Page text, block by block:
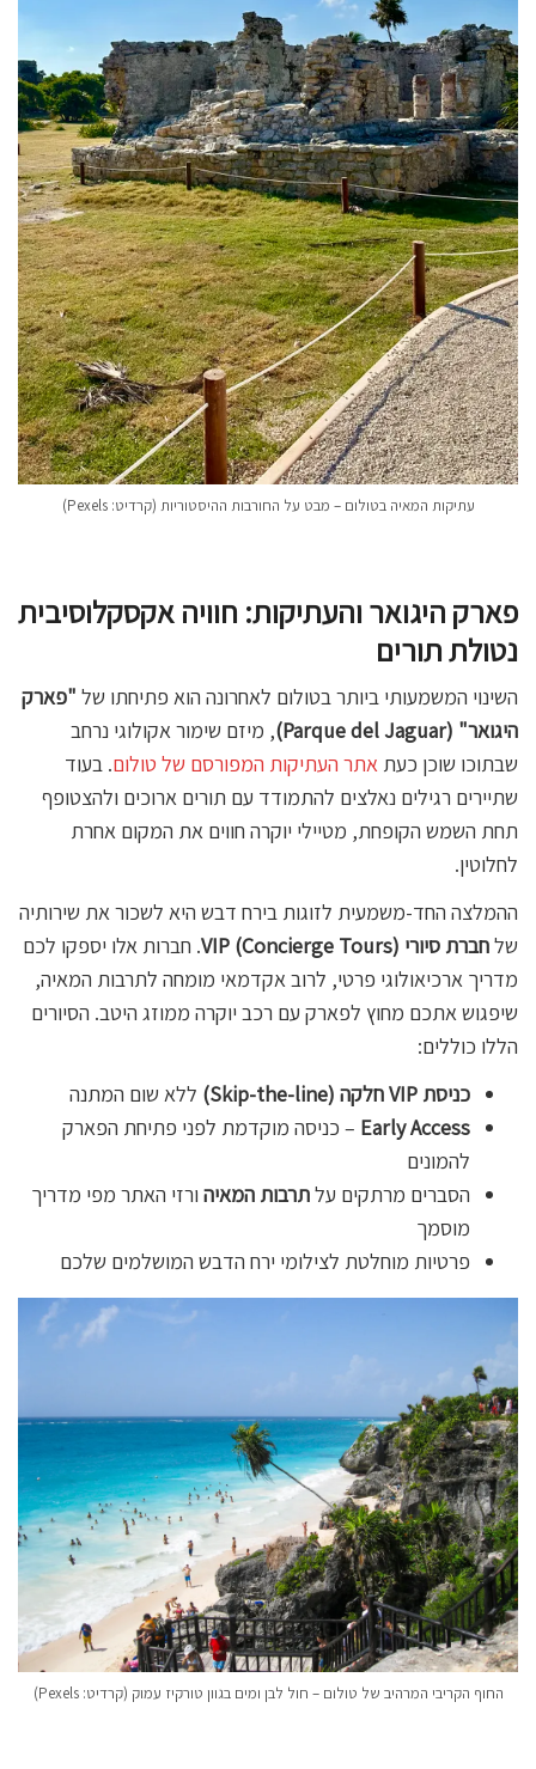
עתיקות המאיה בטולום – מבט על החורבות ההיסטוריות (קרדיט: Pexels)
פארק היגואר והעתיקות: חוויה אקסקלוסיבית
נטולת תורים
השינוי המשמעותי ביותר בטולום לאחרונה הוא פתיחתו של "פארק
היגואר" (Parque del Jaguar)
, מיזם שימור אקולוגי נרחב
שבתוכו שוכן כעת אתר העתיקות המפורסם של טולום. בעוד
שתיירים רגילים נאלצים להתמודד עם תורים ארוכים ולהצטופף
תחת השמש הקופחת, מטיילי יוקרה חווים את המקום אחרת
לחלוטין.
ההמלצה החד-משמעית לזוגות בירח דבש היא לשכור את שירותיה
שלחברת סיורי VIP (Concierge Tours)
. חברות אלו יספקו לכם
מדריך ארכיאולוגי פרטי, לרוב אקדמאי מומחה לתרבות המאיה,
שיפגוש אתכם מחוץ לפארק עם רכב יוקרה ממוזג היטב. הסיורים
הללו כוללים:
כניסת VIP חלקה (Skip-the-line)
ללא שום המתנה
Early Access – כניסה מוקדמת לפני פתיחת הפארק
להמונים
הסברים מרתקים עלתרבות המאיה ורזי האתר מפי מדריך
מוסמך
פרטיות מוחלטת לצילומי ירח הדבש המושלמים שלכם
החוף הקריבי המרהיב של טולום – חול לבן ומים בגוון טורקיז עמוק (קרדיט: Pexels)